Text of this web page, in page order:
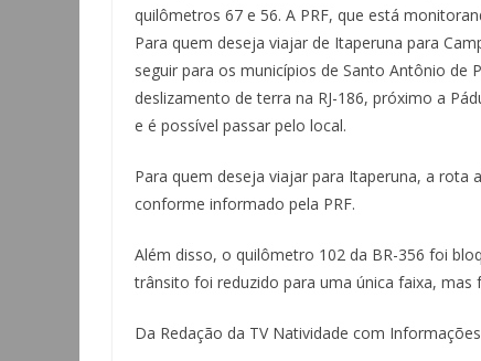
quilômetros 67 e 56. A PRF, que está
Para quem deseja viajar de Itaperuna para
seguir para os municípios de Santo Antônio de
deslizamento de terra na RJ-186, próximo a
e é possível passar pelo local.
Para quem deseja viajar para Itaperuna, a rota
conforme informado pela PRF.
Além disso, o quilômetro 102 da BR-356 foi
trânsito foi reduzido para uma única faixa,
Da Redação da TV Natividade com